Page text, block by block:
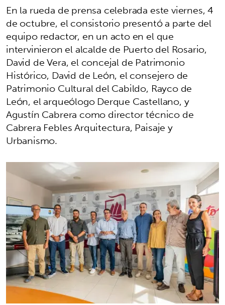
En la rueda de prensa celebrada este viernes, 4
de octubre, el consistorio presentó a parte del
equipo redactor, en un acto en el que
intervinieronel alcalde de Puerto del Rosario,
David de Vera, el concejal de Patrimonio
Histórico, David de León, el consejero de
Patrimonio Cultural del Cabildo, Rayco de
León, el arqueólogo Derque Castellano, y
Agustín Cabrera como director técnico de
Cabrera Febles Arquitectura, Paisaje y
Urbanismo.